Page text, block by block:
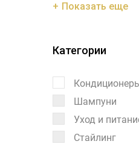
Показать еще
Категории
Шампуни
Уход и
Стайлинг